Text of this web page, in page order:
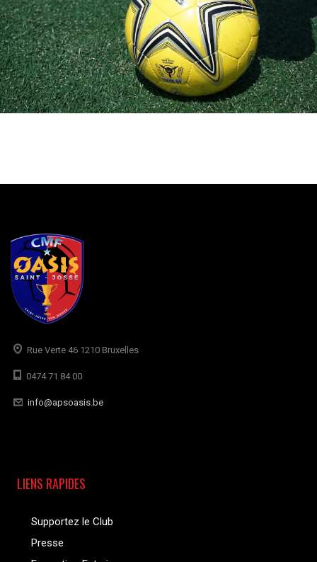
Rue Verte 46 1210 Bruxelles
0474 71 84 00
info@apsoasis.be
LIENS RAPIDES
Supportez le Club
Presse